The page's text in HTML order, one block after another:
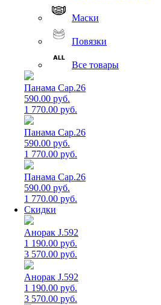
Маски
Повязки
Все товары
Панама Cap.26
590.00 руб.
1 770.00 руб.
Панама Cap.26
590.00 руб.
1 770.00 руб.
Панама Cap.26
590.00 руб.
1 770.00 руб.
Скидки
Анорак J.592
1 190.00 руб.
3 570.00 руб.
Анорак J.592
1 190.00 руб.
3 570.00 руб.